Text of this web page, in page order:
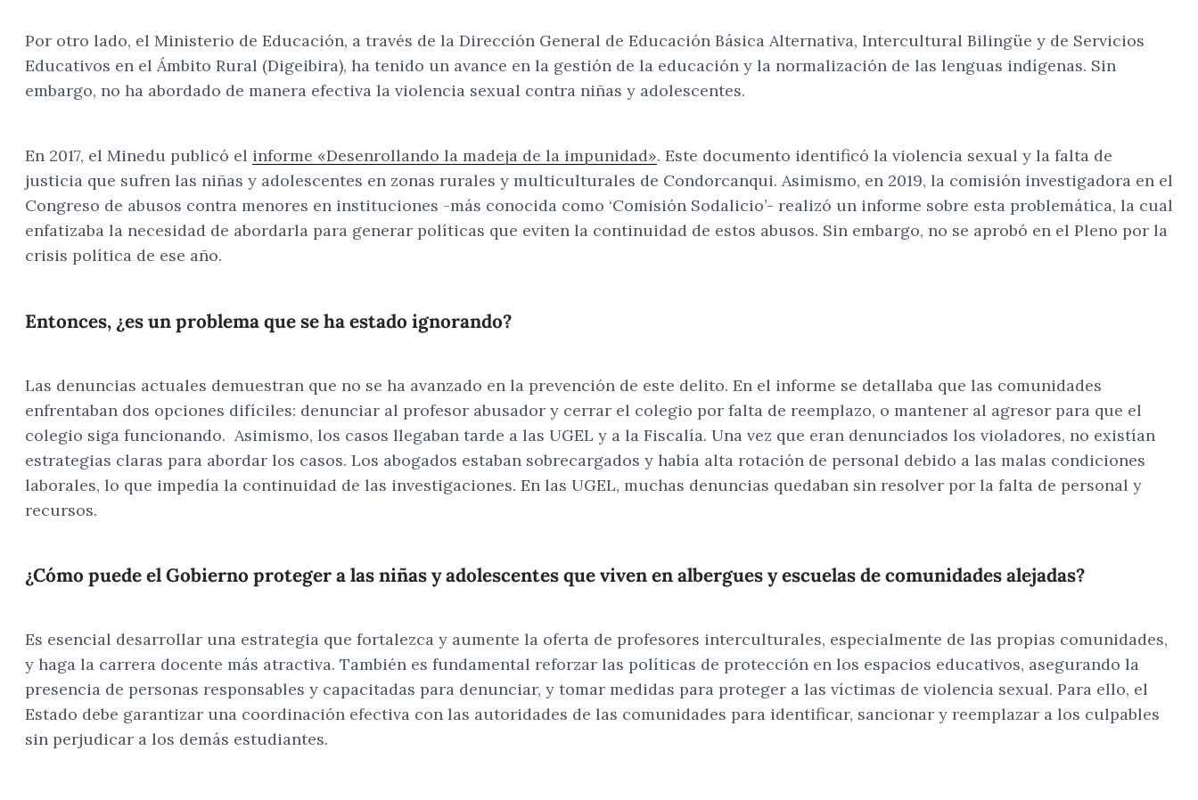
Por otro lado, el Ministerio de Educación, a través de la Dirección General de Educación Básica Alternativa, Intercultural Bilingüe y de Servicios
Educativos en el Ámbito Rural (Digeibira), ha tenido un avance en la gestión de la educación y la normalización de las lenguas indígenas. Sin
embargo, no ha abordado de manera efectiva la violencia sexual contra niñas y adolescentes.
En 2017, el Minedu publicó el informe «Desenrollando la madeja de la impunidad». Este documento identificó la violencia sexual y la falta de
justicia que sufren las niñas y adolescentes en zonas rurales y multiculturales de Condorcanqui. Asimismo, en 2019, la comisión investigadora en el
Congreso de abusos contra menores en instituciones -más conocida como ‘Comisión Sodalicio’- realizó un informe sobre esta problemática, la cual
enfatizaba la necesidad de abordarla para generar políticas que eviten la continuidad de estos abusos. Sin embargo, no se aprobó en el Pleno por la
crisis política de ese año.
Entonces, ¿es un problema que se ha estado ignorando?
Las denuncias actuales demuestran que no se ha avanzado en la prevención de este delito. En el informe se detallaba que las comunidades
enfrentaban dos opciones difíciles: denunciar al profesor abusador y cerrar el colegio por falta de reemplazo, o mantener al agresor para que el
colegio siga funcionando. Asimismo, los casos llegaban tarde a las UGEL y a la Fiscalía. Una vez que eran denunciados los violadores, no existían
estrategias claras para abordar los casos. Los abogados estaban sobrecargados y había alta rotación de personal debido a las malas condiciones
laborales, lo que impedía la continuidad de las investigaciones. En las UGEL, muchas denuncias quedaban sin resolver por la falta de personal y
recursos.
¿Cómo puede el Gobierno proteger a las niñas y adolescentes que viven en albergues y escuelas de comunidades alejadas?
Es esencial desarrollar una estrategia que fortalezca y aumente la oferta de profesores interculturales, especialmente de las propias comunidades,
y haga la carrera docente más atractiva. También es fundamental reforzar las políticas de protección en los espacios educativos, asegurando la
presencia de personas responsables y capacitadas para denunciar, y tomar medidas para proteger a las víctimas de violencia sexual. Para ello, el
Estado debe garantizar una coordinación efectiva con las autoridades de las comunidades para identificar, sancionar y reemplazar a los culpables
sin perjudicar a los demás estudiantes.